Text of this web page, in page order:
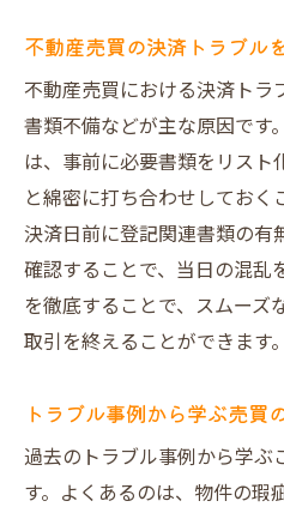
不動産売買の決済トラブル
不動産売買における決済トラ
書類不備などが主な原因です
は、事前に必要書類をリス
と綿密に打ち合わせしておく
決済日前に登記関連書類の有
確認することで、当日の混乱
を徹底することで、スムーズ
取引を終えることができます。
トラブル事例から学ぶ売買
過去のトラブル事例から学ぶ
す。よくあるのは、物件の瑕